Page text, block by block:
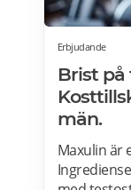
Erbjudande
Brist på
män.
Maxulin är